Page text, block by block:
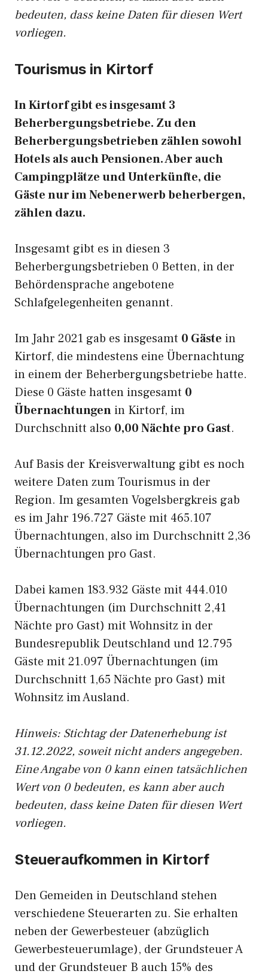
bedeuten, dass keine Daten für diesen Wert
vorliegen.
Tourismus in Kirtorf
In Kirtorf gibt es insgesamt 3
Beherbergungsbetriebe. Zu den
Beherbergungsbetrieben zählen sowohl
Hotels als auch Pensionen. Aber auch
Campingplätze und Unterkünfte, die
Gäste nur im Nebenerwerb beherbergen,
zählen dazu.
Insgesamt gibt es in diesen 3
Beherbergungsbetrieben 0 Betten, in der
Behördensprache angebotene
Schlafgelegenheiten genannt.
Im Jahr 2021 gab es insgesamt 0 Gäste in
Kirtorf, die mindestens eine Übernachtung
in einem der Beherbergungsbetriebe hatte.
Diese 0 Gäste hatten insgesamt 0
Übernachtungen in Kirtorf, im
Durchschnitt also 0,00 Nächte pro Gast.
Auf Basis der Kreisverwaltung gibt es noch
weitere Daten zum Tourismus in der
Region. Im gesamten Vogelsbergkreis gab
es im Jahr 196.727 Gäste mit 465.107
Übernachtungen, also im Durchschnitt 2,36
Übernachtungen pro Gast.
Dabei kamen 183.932 Gäste mit 444.010
Übernachtungen (im Durchschnitt 2,41
Nächte pro Gast) mit Wohnsitz in der
Bundesrepublik Deutschland und 12.795
Gäste mit 21.097 Übernachtungen (im
Durchschnitt 1,65 Nächte pro Gast) mit
Wohnsitz im Ausland.
Hinweis: Stichtag der Datenerhebung ist
31.12.2022, soweit nicht anders angegeben.
Eine Angabe von 0 kann einen tatsächlichen
Wert von 0 bedeuten, es kann aber auch
bedeuten, dass keine Daten für diesen Wert
vorliegen.
Steueraufkommen in Kirtorf
Den Gemeiden in Deutschland stehen
verschiedene Steuerarten zu. Sie erhalten
neben der Gewerbesteuer (abzüglich
Gewerbesteuerumlage), der Grundsteuer A
und der Grundsteuer B auch 15% des